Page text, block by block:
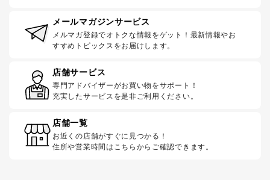
メールマガジンサービス
メルマガ登録でオトクな情報をゲット！最新情報やお
すすめトピックスをお届けします。
店舗サービス
専門アドバイザーがお買い物をサポート！
充実したサービスを是非ご利用ください。
店舗一覧
お近くの店舗がすぐに見つかる！
住所や営業時間はこちらからご確認できます。